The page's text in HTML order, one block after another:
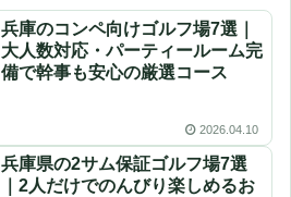
兵庫のコンペ向けゴルフ場7選｜
大人数対応・パーティールーム完
備で幹事も安心の厳選コース
2026.04.10
兵庫県の2サム保証ゴルフ場7選
｜2人だけでのんびり楽しめるお